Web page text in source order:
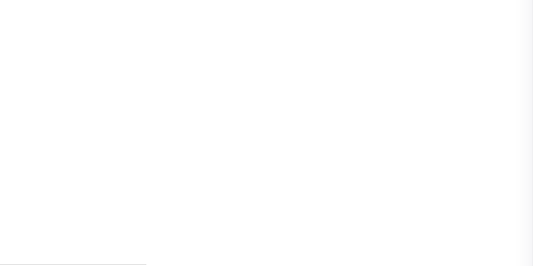
tandvård, estetiska
tandvården kombinerar vi
att kompromissa med
med den senaste
miljö att vistas i för dig
snarare dras mot ett hotell än
med och hjälpa dig att
själv de bästa
rutiner för tänder och